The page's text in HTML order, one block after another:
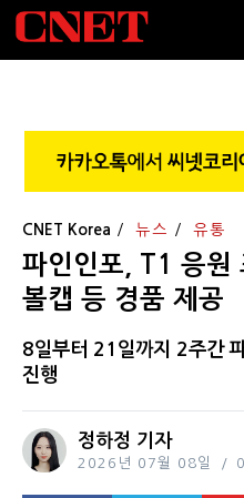
CNET Korea 뉴스 유통
파인인포, T1 응원
볼캡 등 경품 제공
8일부터 21일까지 2주간
진행
정하정 기자
2026년 07월 08일